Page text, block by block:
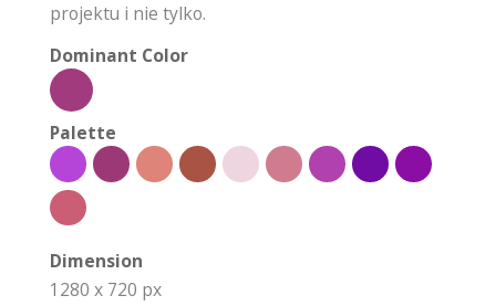
projektu i nie tylko.
Dominant Color
Palette
Dimension
1280 x 720 px